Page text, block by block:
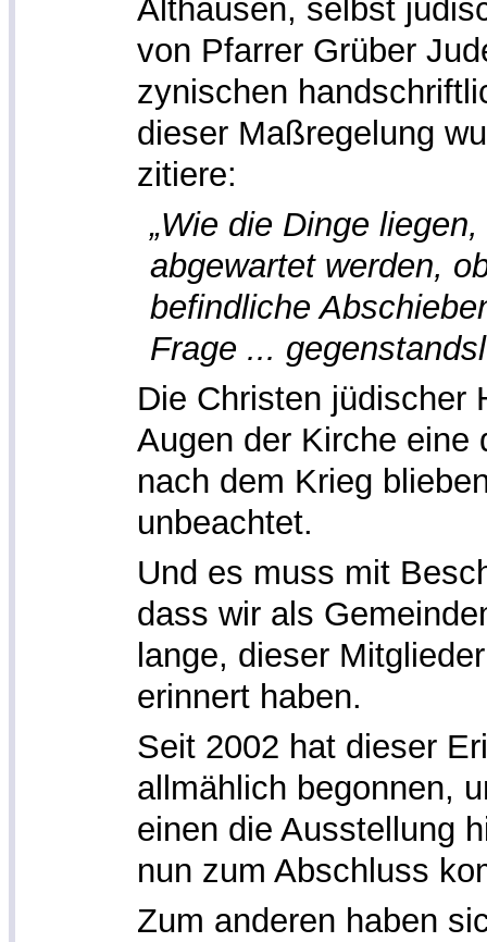
Althausen, selbst
von Pfarrer Grüber
zynischen
dieser Maßregelung
zitiere:
„Wie die Dinge
abgewartet werden,
befindliche
Frage ...
Die Christen jüdischer
Augen der Kirche eine
nach dem Krieg
unbeachtet.
Und es muss mit
dass wir als
lange, dieser
erinnert haben.
Seit 2002 hat dieser
allmählich begonnen,
einen die Ausstellung
nun zum Abschluss
Zum anderen haben